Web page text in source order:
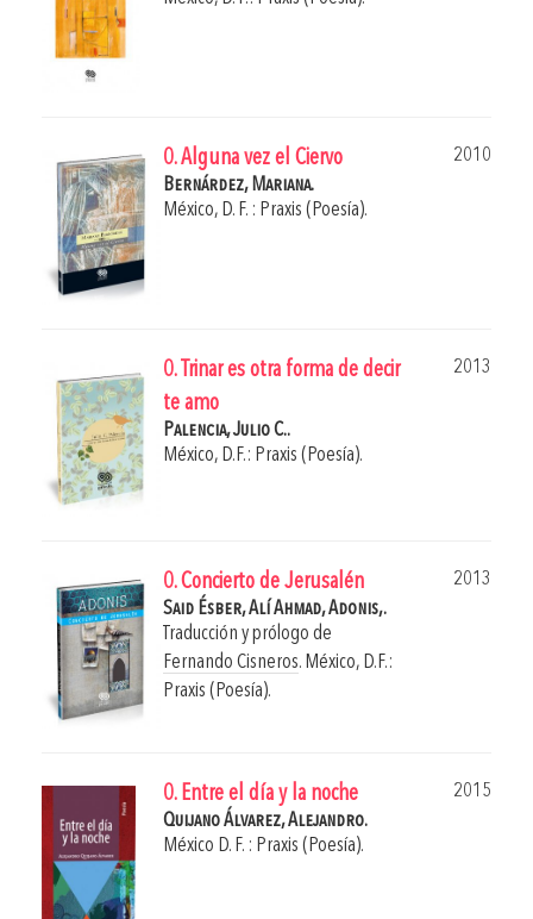
0. Alguna vez el Ciervo
2010
Bernárdez, Mariana.
México, D. F. : Praxis (Poesía).
0. Trinar es otra forma de decir
te amo
2013
Palencia, Julio C..
México, D.F.: Praxis (Poesía).
0. Concierto de Jerusalén
2013
Said Ésber, Alí Ahmad,Adonis,.
Traducción y prólogo de
Fernando Cisneros. México, D.F.:
Praxis (Poesía).
0. Entre el día y la noche
2015
Quijano Álvarez, Alejandro.
México D. F. : Praxis (Poesía).